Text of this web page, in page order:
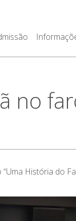
no
História do